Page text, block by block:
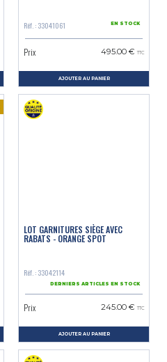
Réf. : 33041061 EN STOCK
Prix 495.00 € TTC
AJOUTER AU PANIER
LOT GARNITURES SIÈGE AVEC
RABATS - ORANGE SPOT
Réf. : 33042114
DERNIERS ARTICLES EN STOCK
Prix 245.00 € TTC
AJOUTER AU PANIER